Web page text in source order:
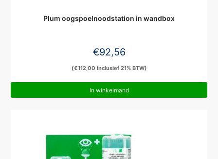
Plum oogspoelnoodstation in wandbox
€92,56
(€112,00 inclusief 21% BTW)
In winkelmand